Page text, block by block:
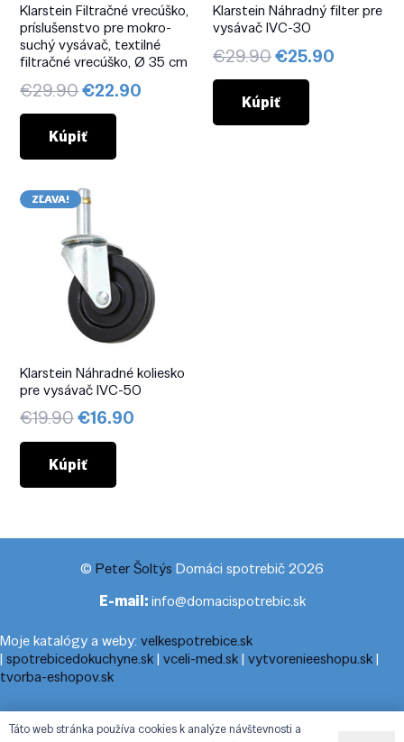
Klarstein Filtračné vrecúško,
príslušenstvo pre mokro-
suchý vysávač, textilné
filtračné vrecúško, Ø 35 cm
€29.90Pôvodná
cena
bola:
€29.90.
€22.90 Aktuálna
Kúpiť
Klarstein Náhradný filter pre
vysávač IVC-30
€29.90Pôvodná
cena
bola:
€29.90.
€25.90
Kúpiť
ZĽAVA!
Klarstein Náhradné koliesko
pre vysávač IVC-50
€19.90Pôvodná
cena
bola:
€19.90.
€16.90
Kúpiť
© Peter Šoltýs Domáci spotrebič 2026
E-mail:info@domacispotrebic.sk
Moje katalógy a weby: velkespotrebice.sk
| spotrebicedokuchyne.sk| vceli-med.sk| vytvorenieeshopu.sk|
tvorba-eshopov.sk
Moje blogy:cestovnyporiadok.eu|pracanadoma.net|telefonny-
zoznam-podla-cisla.sk |praca-z-domu-na-pc.sk|dnesny-
Táto web stránka používa cookies k analýze návštevnosti a